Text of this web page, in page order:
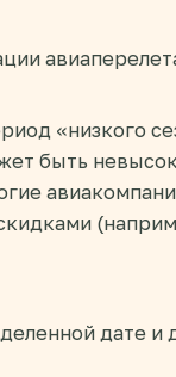
«низкого
быть
дате и